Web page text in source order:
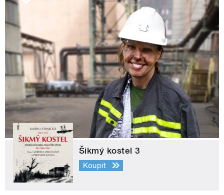
Šikmý kostel 3
Koupit